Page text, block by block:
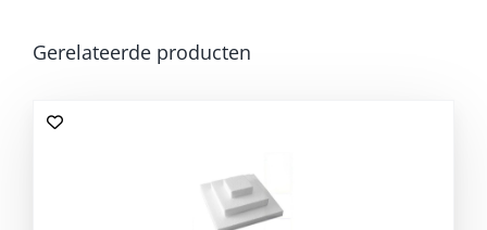
Gerelateerde producten